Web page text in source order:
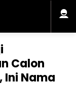
Calon
Ini Nama